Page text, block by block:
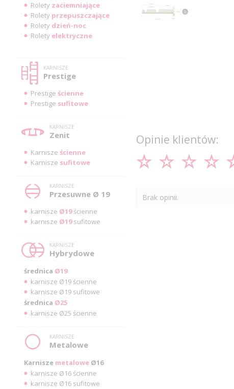
Rolety zaciemniające
Rolety przepuszczające
Rolety dzień-noc
Rolety elektryczne
KARNISZE
Prestige
Prestige ścienne
Prestige sufitowe
KARNISZE
Zenit
Karnisze ścienne
Karnisze sufitowe
KARNISZE
Przesuwne Ø 19
karnisze Ø19ścienne
karnisze Ø19sufitowe
KARNISZE
Hybrydowe
średnica Ø19
karnisze Ø19 ścienne
karnisze Ø19 sufitowe
średnica Ø25
karnisze Ø25 ścienne
KARNISZE
Metalowe
Karnisze metalowe Ø16
karnisze Ø16 ścienne
karnisze Ø16 sufitowe
Opinie klientów:
Brak opinii.